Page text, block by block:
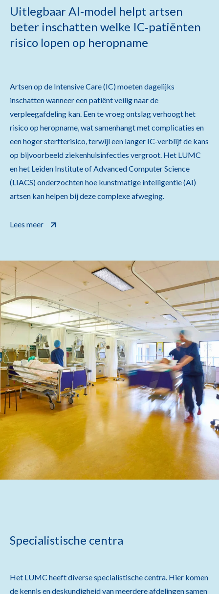
Uitlegbaar AI-model helpt artsen
beter inschatten welke IC‑patiënten
risico lopen op heropname
Artsen op de Intensive Care (IC) moeten dagelijks
inschatten wanneer een patiënt veilig naar de
verpleegafdeling kan. Een te vroeg ontslag verhoogt het
risico op heropname, wat samenhangt met complicaties en
een hoger sterfterisico, terwijl een langer IC-verblijf de kans
op bijvoorbeeld ziekenhuisinfecties vergroot. Het LUMC
en het Leiden Institute of Advanced Computer Science
(LIACS) onderzochten hoe kunstmatige intelligentie (AI)
artsen kan helpen bij deze complexe afweging.
Lees meer
Specialistische centra
Het LUMC heeft diverse specialistische centra. Hier komen
de kennis en deskundigheid van meerdere afdelingen samen